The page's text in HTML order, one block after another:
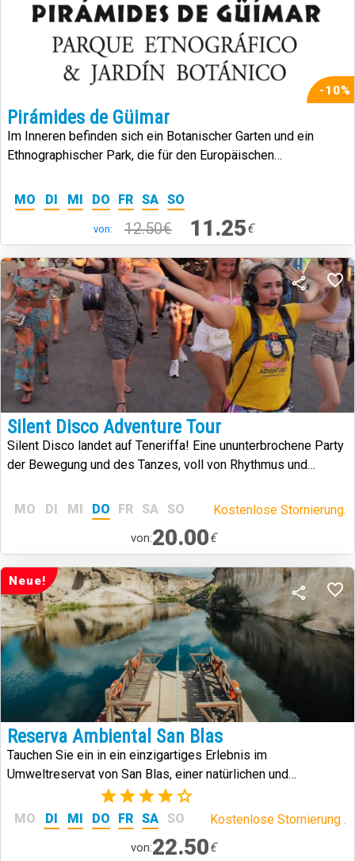
-10%
Pirámides de Güimar
Im Inneren befinden sich ein Botanischer Garten und ein
Ethnographischer Park, die für den Europäischen
MO
DI MI DO FR SA SO
von: 12.50€ 11.25€
Silent Disco Adventure Tour
Silent Disco landet auf Teneriffa! Eine ununterbrochene Party
der Bewegung und des Tanzes, voll von Rhythmus und
MO
DI MI DO FR SA SO Kostenlose Stornierung.
von:20.00€
Neue!
Reserva Ambiental San Blas
Tauchen Sie ein in ein einzigartiges Erlebnis im
Umweltreservat von San Blas, einer natürlichen und
kulturellen Enklave im Süden Teneriffas, die Geschichte,
vulkanische Landschaften und Artenvielfalt vereint.
(2)
MO DI MI DO FR SA SO Kostenlose Stornierung .
von:22.50€